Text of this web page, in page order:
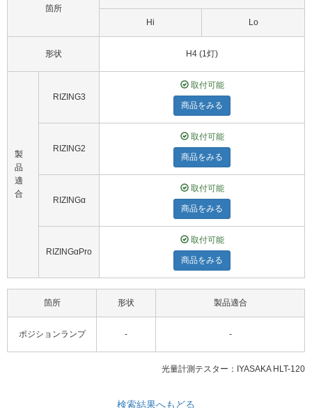
箇所
Hi Lo
形状 H4 (1灯)
製
品
適
合
RIZING3
取付可能
商品をみる
RIZING2
取付可能
商品をみる
RIZINGα
取付可能
商品をみる
RIZINGαPro
取付可能
商品をみる
箇所 形状 製品適合
ポジションランプ - -
光量計測テスター：IYASAKA HLT-120
検索結果へもどる